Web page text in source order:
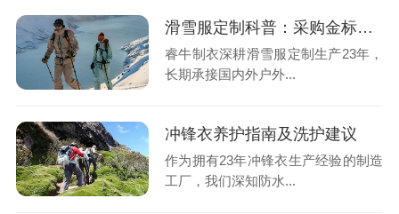
滑雪服定制科普：采购金标P棉的避坑指南
睿牛制衣深耕滑雪服定制生产23年，
长期承接国内外户外...
冲锋衣养护指南及洗护建议
作为拥有23年冲锋衣生产经验的制造
工厂，我们深知防水...